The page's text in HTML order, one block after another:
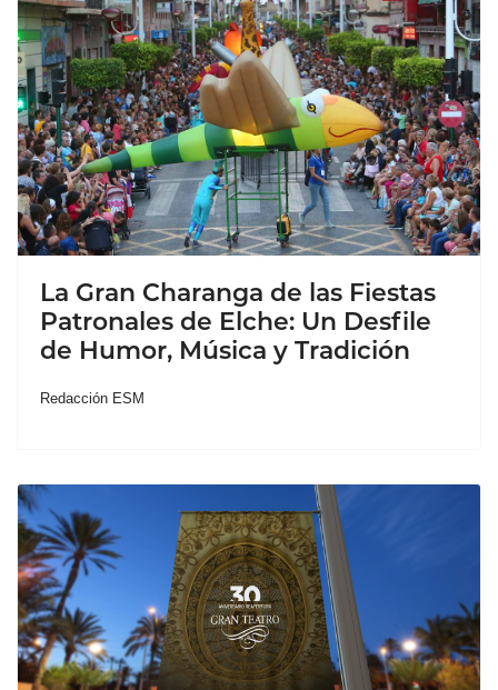
La Gran Charanga de las Fiestas
Patronales de Elche: Un Desfile
de Humor, Música y Tradición
Redacción ESM